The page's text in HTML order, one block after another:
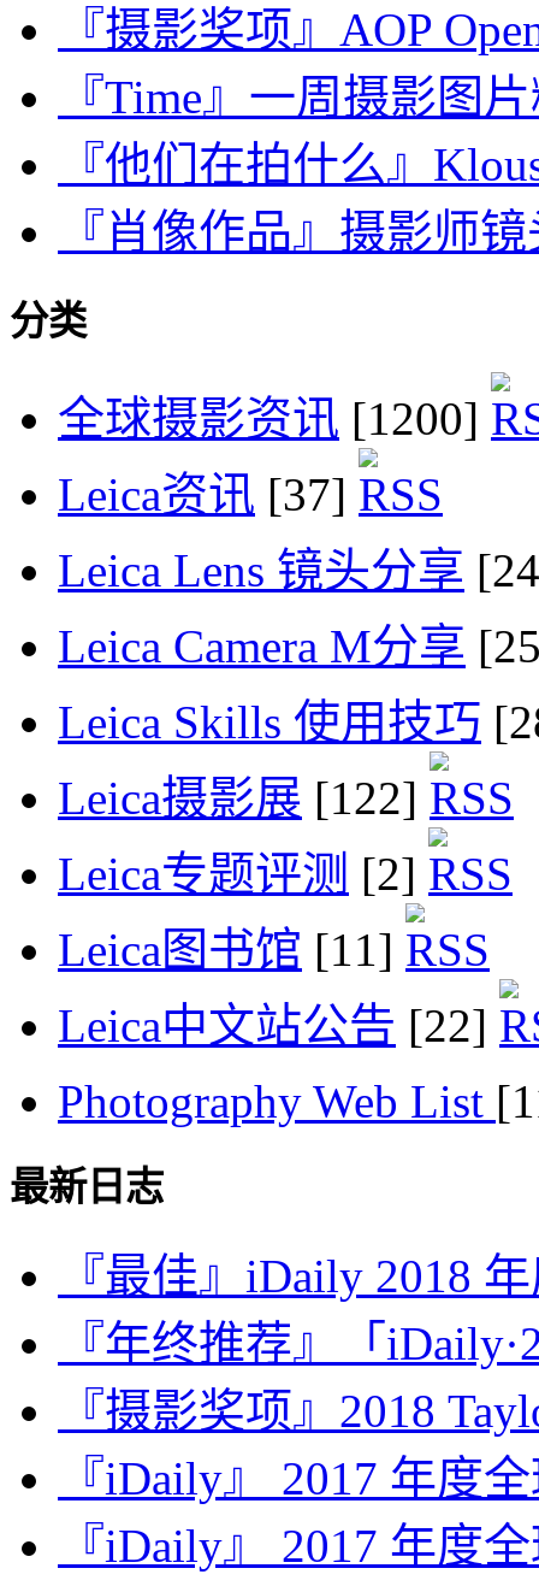
『摄影奖项』AOP
『Time』一周摄影图
『他们在拍什么』
『肖像作品』摄影师
分类
全球摄影资讯 [1200]
Leica资讯 [37]
Leica Lens 镜头分享
Leica Camera M分享
Leica Skills 使用技巧
Leica摄影展 [122]
Leica专题评测 [2]
Leica图书馆 [11]
Leica中文站公告 [22]
Photography Web List
最新日志
『最佳』iDaily 2018
『年终推荐』「
『摄影奖项』2018
『iDaily』 2017 年度
『iDaily』 2017 年度